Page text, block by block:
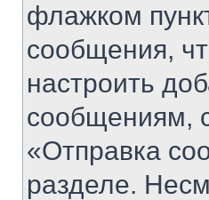
флажком
сообщения,
настроить
сообщениям,
«Отправка
разделе.